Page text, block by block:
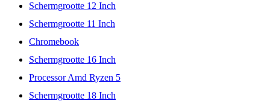
Schermgrootte 12 Inch
Schermgrootte 11 Inch
Chromebook
Schermgrootte 16 Inch
Processor Amd Ryzen 5
Schermgrootte 18 Inch